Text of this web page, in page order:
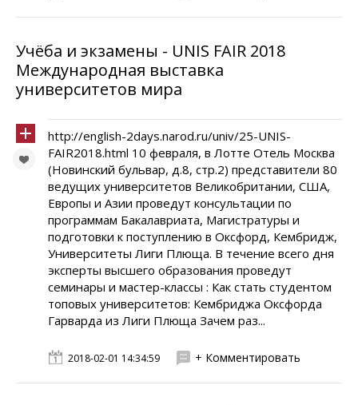
Учёба и экзамены - UNIS FAIR 2018
Международная выставка
университетов мира
http://english-2days.narod.ru/univ/25-UNIS-
FAIR2018.html 10 февраля, в Лотте Отель Москва
(Новинский бульвар, д.8, стр.2) представители 80
ведущих университетов Великобритании, США,
Европы и Азии проведут консультации по
программам Бакалавриата, Магистратуры и
подготовки к поступлению в Оксфорд, Кембридж,
Университеты Лиги Плюща. В течение всего дня
эксперты высшего образования проведут
семинары и мастер-классы : Как стать студентом
топовых университетов: Кембриджа Оксфорда
Гарварда из Лиги Плюща Зачем раз...
2018-02-01 14:34:59 + Комментировать